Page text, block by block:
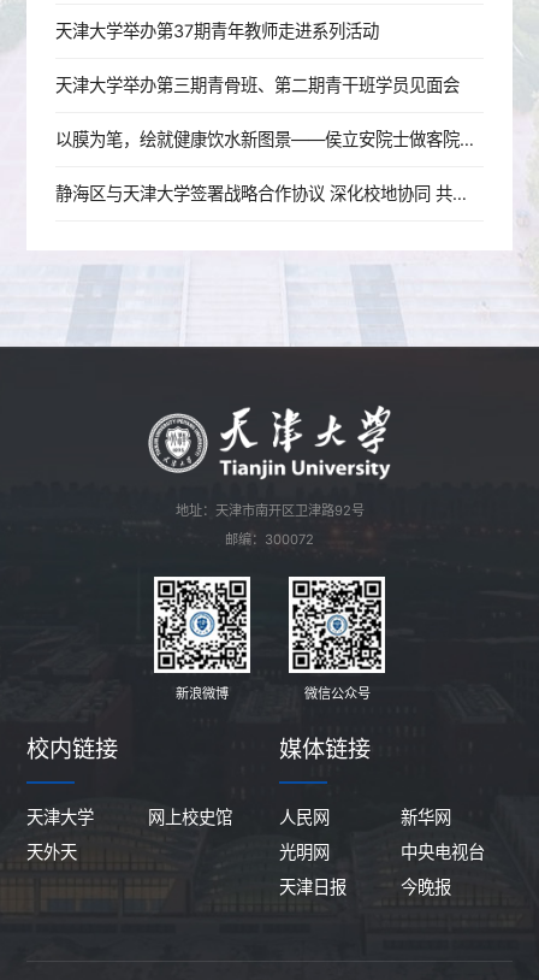
天津大学举办第37期青年教师走进系列活动
天津大学举办第三期青骨班、第二期青干班学员见面会
以膜为笔，绘就健康饮水新图景——侯立安院士做客院士大讲堂
静海区与天津大学签署战略合作协议 深化校地协同 共启发展新篇
地址：天津市南开区卫津路92号
邮编：300072
新浪微博 微信公众号
校内链接
天津大学
网上校史馆
天外天
媒体链接
人民网
新华网
光明网
中央电视台
天津日报
今晚报